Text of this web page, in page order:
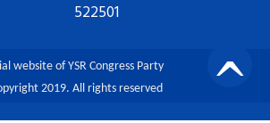
522501
website of YSR Congress Party
2019. All rights reserved